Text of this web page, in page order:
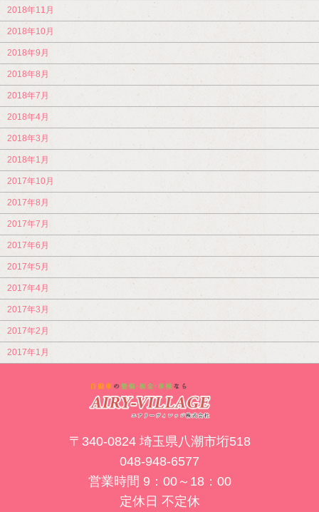
2018年11月
2018年10月
2018年9月
2018年8月
2018年7月
2018年4月
2018年3月
2018年1月
2017年10月
2017年8月
2017年7月
2017年6月
2017年5月
2017年4月
2017年3月
2017年2月
2017年1月
〒340-0824 埼玉県八潮市垳518
048-948-6577
営業時間 9：00～18：00
定休日 不定休